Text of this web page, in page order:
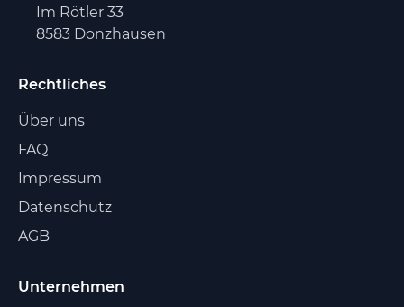
Im Rötler 33
8583 Donzhausen
Rechtliches
Über uns
FAQ
Impressum
Datenschutz
AGB
Unternehmen